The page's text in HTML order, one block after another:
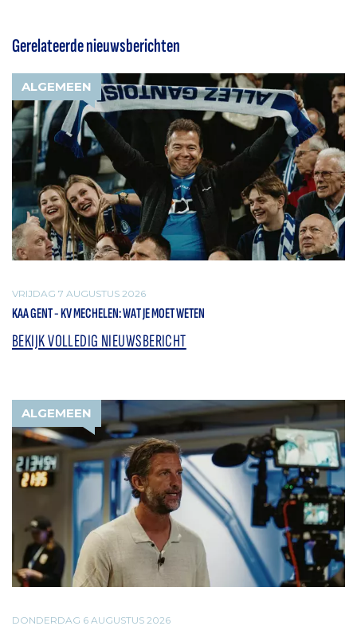
Gerelateerde nieuwsberichten
ALGEMEEN
VRIJDAG 7 AUGUSTUS 2026
KAA GENT - KV MECHELEN: WAT JE MOET WETEN
BEKIJK VOLLEDIG NIEUWSBERICHT
ALGEMEEN
DONDERDAG 6 AUGUSTUS 2026